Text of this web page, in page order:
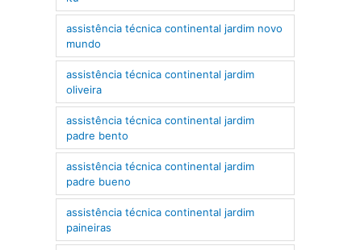
assistência técnica continental jardim novo
mundo
assistência técnica continental jardim
oliveira
assistência técnica continental jardim
padre bento
assistência técnica continental jardim
padre bueno
assistência técnica continental jardim
paineiras